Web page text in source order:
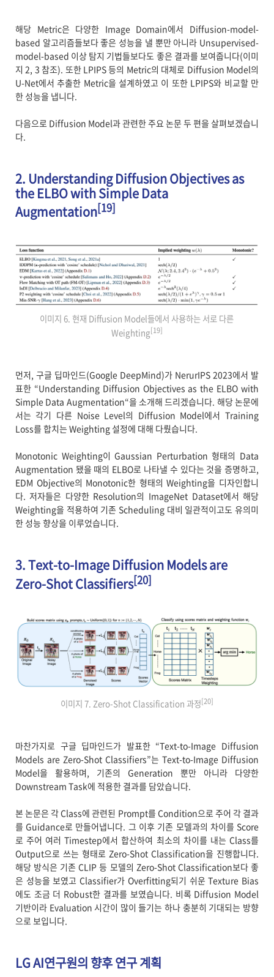
해당 Metric은 다양한 Image Domain에서 Diffusion-model-
based 알고리즘들보다 좋은 성능을 낼 뿐만 아니라 Unsupervised-
model-based 이상 탐지 기법들보다도 좋은 결과를 보여줍니다(이미
지 2, 3 참조). 또한 LPIPS 등의 Metric의 대체로 Diffusion Model의
U-Net에서 추출한 Metric을 설계하였고 이 또한 LPIPS와 비교할 만
한 성능을 냅니다.
다음으로 Diffusion Model과 관련한 주요 논문 두 편을 살펴보겠습니
다.
2. Understanding Diffusion Objectives as
the ELBO with Simple Data
Augmentation[19]
이미지 6. 현재 Diffusion Model들에서 사용하는 서로 다른
Weighting[19]
먼저, 구글 딥마인드(Google DeepMind)가 NerurIPS 2023에서 발
표한 “Understanding Diffusion Objectives as the ELBO with
Simple Data Augmentation“을 소개해 드리겠습니다. 해당 논문에
서는 각기 다른 Noise Level의 Diffusion Model에서 Training
Loss를 합치는 Weighting 설정에 대해 다뤘습니다.
Monotonic Weighting이 Gaussian Perturbation 형태의 Data
Augmentation 됐을 때의 ELBO로 나타낼 수 있다는 것을 증명하고,
EDM Objective의 Monotonic한 형태의 Weighting을 디자인합니
다. 저자들은 다양한 Resolution의 ImageNet Dataset에서 해당
Weighting을 적용하여 기존 Scheduling 대비 일관적이고도 유의미
한 성능 향상을 이루었습니다.
3. Text-to-Image Diffusion Models are
Zero-Shot Classifiers[20]
이미지 7. Zero-Shot Classification 과정[20]
마찬가지로 구글 딥마인드가 발표한 “Text-to-Image Diffusion
Models are Zero-Shot Classifiers”는 Text-to-Image Diffusion
Model을 활용하며, 기존의 Generation 뿐만 아니라 다양한
Downstream Task에 적용한 결과를 담았습니다.
본 논문은 각 Class에 관련된 Prompt를 Condition으로 주어 각 결과
를 Guidance로 만들어냅니다. 그 이후 기존 모델과의 차이를 Score
로 주어 여러 Timestep에서 합산하여 최소의 차이를 내는 Class를
Output으로 쓰는 형태로 Zero-Shot Classification을 진행합니다.
해당 방식은 기존 CLIP 등 모델의 Zero-Shot Classification보다 좋
은 성능을 보였고 Classifier가 Overfitting되기 쉬운 Texture Bias
에도 조금 더 Robust한 결과를 보였습니다. 비록 Diffusion Model
기반이라 Evaluation 시간이 많이 들기는 하나 충분히 기대되는 방향
으로 보입니다.
LG AI연구원의 향후 연구 계획